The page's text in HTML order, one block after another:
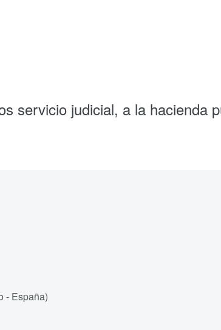
servicio judicial, a la hacienda
- España)